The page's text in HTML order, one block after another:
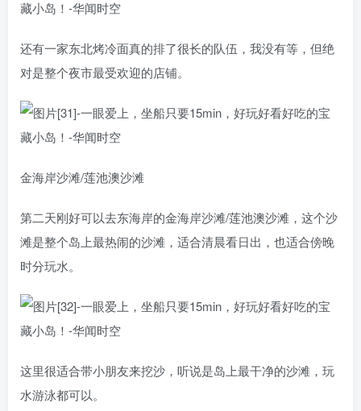
还有一家东北烤冷面真的排了很长的队伍，我没有等，但绝
对是整个夜市最受欢迎的店铺。
金海岸沙滩/莲池澳沙滩
第二天刚好可以去东海岸的金海岸沙滩/莲池澳沙滩，这个沙
滩是整个岛上最热闹的沙滩，适合清晨看日出，也适合傍晚
时分玩水。
这里很适合带小朋友来挖沙，听说是岛上最干净的沙滩，玩
水游泳都可以。